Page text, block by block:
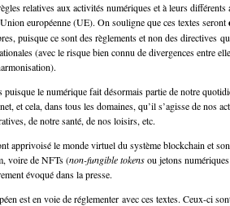
relatives aux activités numériques et à leurs différents
européenne (UE). On souligne que ces textes seront
puisque ce sont des règlements et non des directives
(avec le risque bien connu de divergences entre
puisque le numérique fait désormais partie de notre
et cela, dans tous les domaines, qu’il s’agisse de nos
de notre santé, de nos loisirs, etc.
apprivoisé le monde virtuel du système blockchain et
voire de NFTs (non-fungible tokensou jetons
évoqué dans la presse.
est en voie de réglementer avec ces textes. Ceux-ci